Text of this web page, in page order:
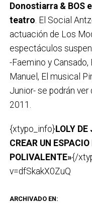
Donostiarra & BOS
teatro . El Social
actuación de Los
espectáculos
-Faemino y
Manuel, El musical
Junior- se podrán
2011.
{xtypo_info}LOLY
CREAR UN
POLIVALENTE»{/
v=dfSkakX0ZuQ
ARCHIVADO EN: